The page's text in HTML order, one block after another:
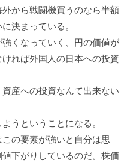
から戦闘機買うのなら半額
決まっている。
くなっていく、円の価値が
ければ外国人の日本への投資
産への投資なんて出来ない
うということになる。
この要素が強いと自分は思
下がりしているのだ。株価